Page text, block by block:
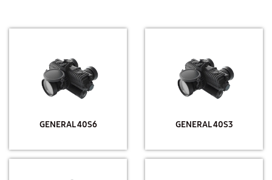
GENERAL 40S6 GENERAL 40S3